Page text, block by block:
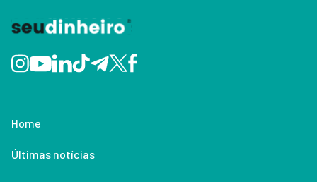
Home
Últimas notícias